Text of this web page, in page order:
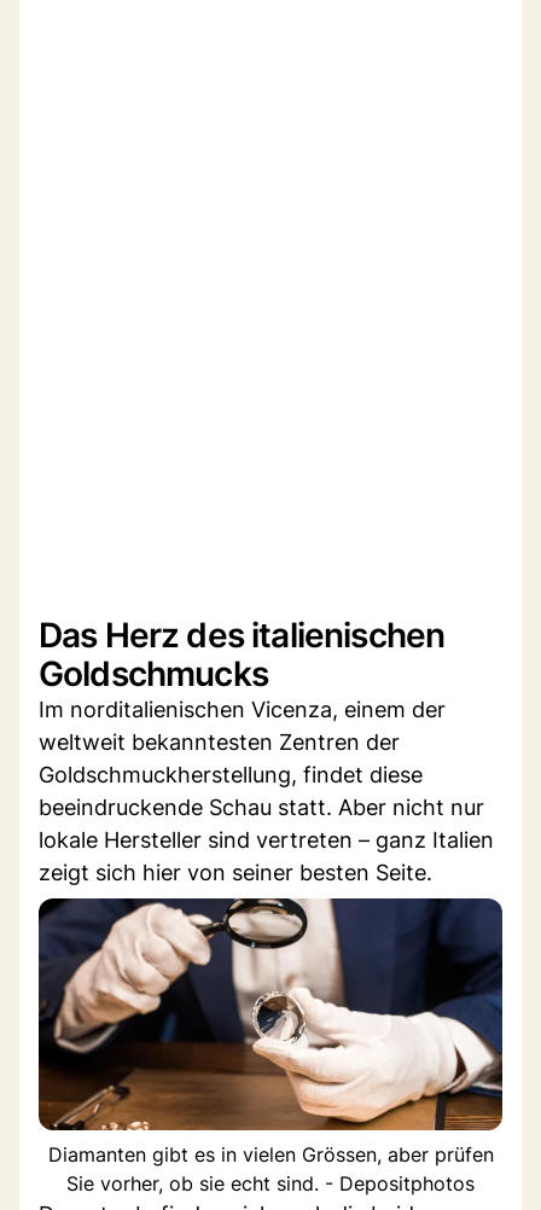
Das Herz des italienischen
Goldschmucks
Im norditalienischen Vicenza, einem der
weltweit bekanntesten Zentren der
Goldschmuckherstellung, findet diese
beeindruckende Schau statt. Aber nicht nur
lokale Hersteller sind vertreten – ganz Italien
zeigt sich hier von seiner besten Seite.
Diamanten gibt es in vielen Grössen, aber prüfen
Sie vorher, ob sie echt sind. - Depositphotos